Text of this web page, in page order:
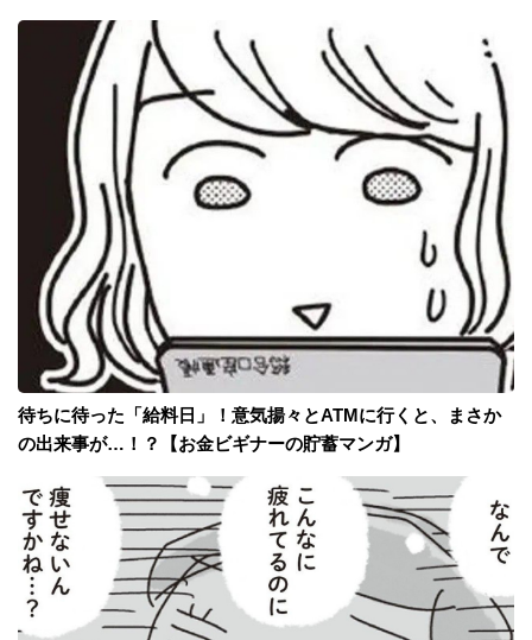
待ちに待った「給料日」！意気揚々とATMに行くと、まさか
の出来事が…！？【お金ビギナーの貯蓄マンガ】